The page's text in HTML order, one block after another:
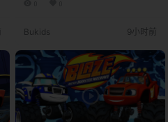
Monster Machines》（《旋风战车
需要向读者说明的是，这部作品并
非影院上映的动画电影，而是一部6
0…
Bukids 9小时前